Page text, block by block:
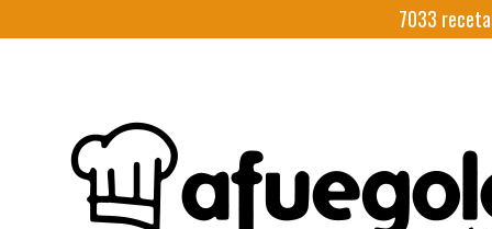
7033